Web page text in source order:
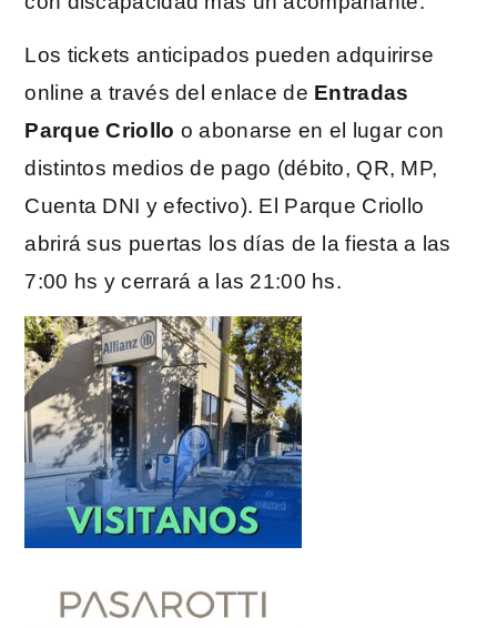
Los tickets anticipados pueden adquirirse
online a través del enlace de Entradas
Parque Criollo o abonarse en el lugar con
distintos medios de pago (débito, QR, MP,
Cuenta DNI y efectivo). El Parque Criollo
abrirá sus puertas los días de la fiesta a las
7:00 hs y cerrará a las 21:00 hs.